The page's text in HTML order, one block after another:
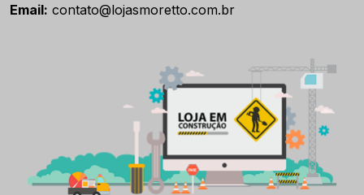
Email: contato@lojasmoretto.com.br